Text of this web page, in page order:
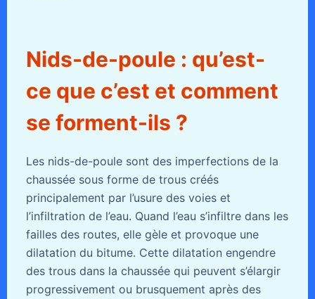
Nids-de-poule : qu’est-
ce que c’est et comment
se forment-ils ?
Les nids-de-poule sont des imperfections de la
chaussée sous forme de trous créés
principalement par l’usure des voies et
l’infiltration de l’eau. Quand l’eau s’infiltre dans les
failles des routes, elle gèle et provoque une
dilatation du bitume. Cette dilatation engendre
des trous dans la chaussée qui peuvent s’élargir
progressivement ou brusquement après des